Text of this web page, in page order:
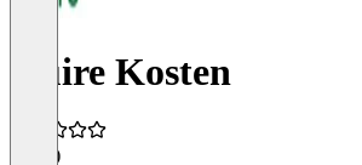
Quire Kosten
(2)